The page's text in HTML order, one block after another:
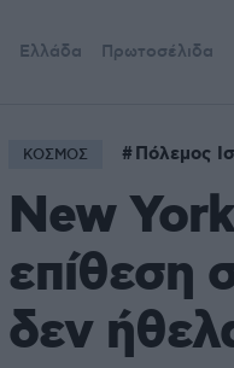
Ελλάδα Πρωτοσέλιδα
ΚΟΣΜΟΣ Πόλεμος
New
επίθεση
δεν